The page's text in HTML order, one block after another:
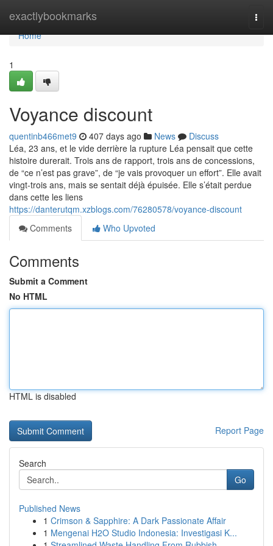
exactlybookmarks
Home
Home
1
Voyance discount
quentinb466met9 407 days ago News
Discuss
Léa, 23 ans, et le vide derrière la rupture Léa pensait que cette
histoire durerait. Trois ans de rapport, trois ans de concessions,
de “ce n’est pas grave”, de “je vais provoquer un effort”. Elle avait
vingt-trois ans, mais se sentait déjà épuisée. Elle s’était perdue
dans cette les liens
https://danterutqm.xzblogs.com/76280578/voyance-discount
Comments
Who Upvoted
Comments
Submit a Comment
No HTML
HTML is disabled
Report Page
Search
Go
Published News
1 Crimson & Sapphire: A Dark Passionate Affair
1 Mengenai H2O Studio Indonesia: Investigasi K...